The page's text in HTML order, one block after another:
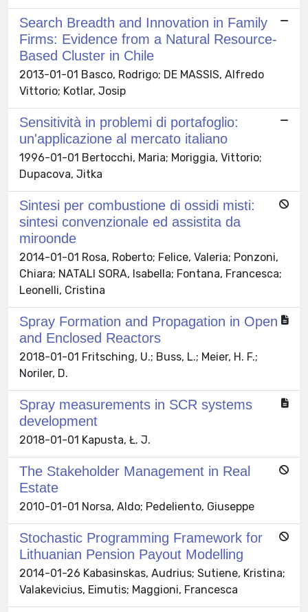
Search Breadth and Innovation in Family
Firms: Evidence from a Natural Resource-
Based Cluster in Chile
2013-01-01 Basco, Rodrigo; DE MASSIS, Alfredo
Vittorio; Kotlar, Josip
Sensitività in problemi di portafoglio:
un'applicazione al mercato italiano
1996-01-01 Bertocchi, Maria; Moriggia, Vittorio;
Dupacova, Jitka
Sintesi per combustione di ossidi misti:
sintesi convenzionale ed assistita da
miroonde
2014-01-01 Rosa, Roberto; Felice, Valeria; Ponzoni,
Chiara; NATALI SORA, Isabella; Fontana, Francesca;
Leonelli, Cristina
Spray Formation and Propagation in Open
and Enclosed Reactors
2018-01-01 Fritsching, U.; Buss, L.; Meier, H. F.;
Noriler, D.
Spray measurements in SCR systems
development
2018-01-01 Kapusta, Ł. J.
The Stakeholder Management in Real
Estate
2010-01-01 Norsa, Aldo; Pedeliento, Giuseppe
Stochastic Programming Framework for
Lithuanian Pension Payout Modelling
2014-01-26 Kabasinskas, Audrius; Sutiene, Kristina;
Valakevicius, Eimutis; Maggioni, Francesca